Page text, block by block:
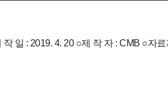
일 : 2019. 4. 20 ○제 작 자 : CMB ○자